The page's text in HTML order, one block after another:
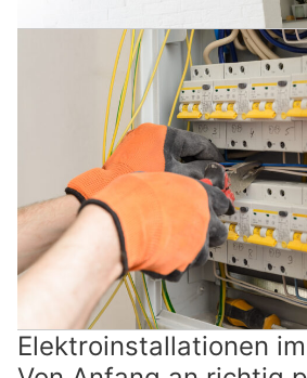
Elektroinstallationen